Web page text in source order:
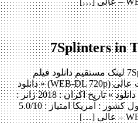
دانلود فیلم 7Splinters in Time 2018 لینک مستقیم دانلود فیلم
7Splinters in Time 2018 با کیفیت عالی (WEB-DL 720p) « دانلود
رایگان با لینک مستقیم از هستی دانلود » تاریخ اکران : 2018 ژانر :
علمی تخیلی , هیجان انگیز محصول کشور : آمریکا امتیاز : 5.0/10